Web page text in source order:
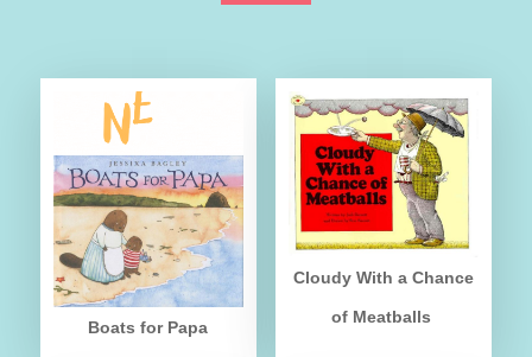
Boats for Papa
Cloudy With a Chance
of Meatballs